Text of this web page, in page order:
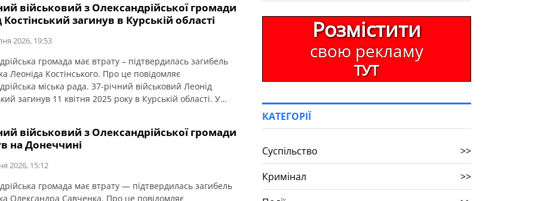
військовий з Олександрійської громади
Костінський загинув в Курській області
2026, 19:53
громада має втрату – підтвердилась загибель
Леоніда Костінського. Про це повідомляє
міська рада. 37-річний військовий Леонід
загинув 11 квітня 2025 року в Курській області. У
військовий з Олександрійської громади
на Донеччині
2026, 15:12
громада має втрату — підтвердилась загибель
Олександра Савченка. Про це повідомляє
Розмістити
свою рекламу
ТУТ
КАТЕГОРІЇ
Суспільство
>>
Кримінал
>>